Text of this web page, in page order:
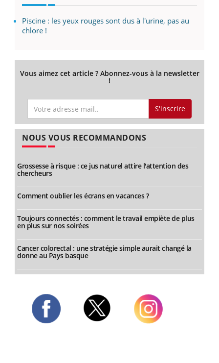
Piscine : les yeux rouges sont dus à l'urine, pas au
chlore !
Vous aimez cet article ? Abonnez-vous à la newsletter
!
S'inscrire
NOUS VOUS RECOMMANDONS
Grossesse à risque : ce jus naturel attire l'attention des
chercheurs
Comment oublier les écrans en vacances ?
Toujours connectés : comment le travail empiète de plus
en plus sur nos soirées
Cancer colorectal : une stratégie simple aurait changé la
donne au Pays basque